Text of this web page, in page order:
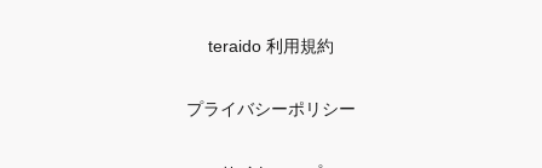
teraido 利用規約
プライバシーポリシー